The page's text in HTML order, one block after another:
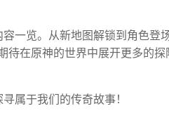
一览。从新地图解锁到角色登
待在原神的世界中展开更多的
属于我们的传奇故事！